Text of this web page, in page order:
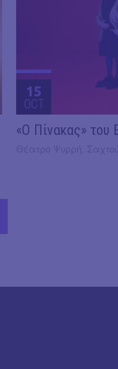
15
OCT
«Ο Πίνακας» του